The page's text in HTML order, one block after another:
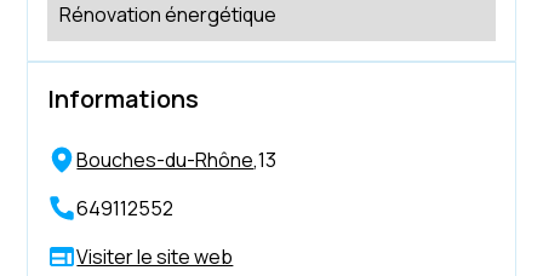
Rénovation énergétique
Informations
Bouches-du-Rhône,13
649112552
Visiter le site web